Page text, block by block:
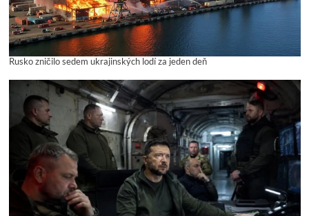
Rusko zničilo sedem ukrajinských lodí za jeden deň